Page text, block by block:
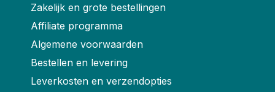
Zakelijk en grote bestellingen
Affiliate programma
Algemene voorwaarden
Bestellen en levering
Leverkosten en verzendopties